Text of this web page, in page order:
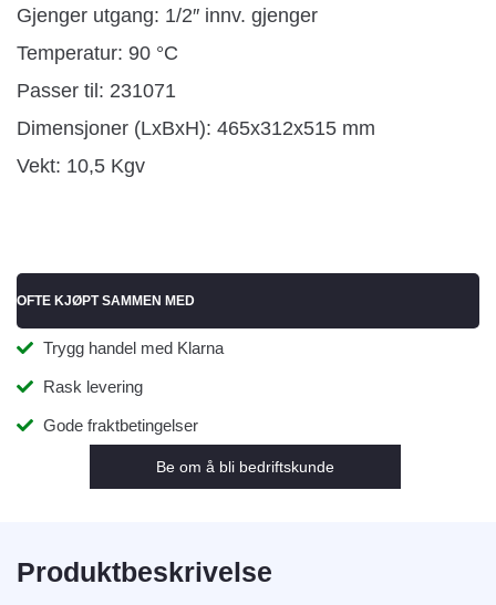
Gjenger utgang: 1/2″ innv. gjenger
Temperatur: 90 °C
Passer til: 231071
Dimensjoner (LxBxH): 465x312x515 mm
Vekt: 10,5 Kgv
OFTE KJØPT SAMMEN MED
Trygg handel med Klarna
Rask levering
Gode fraktbetingelser
Be om å bli bedriftskunde
Produktbeskrivelse